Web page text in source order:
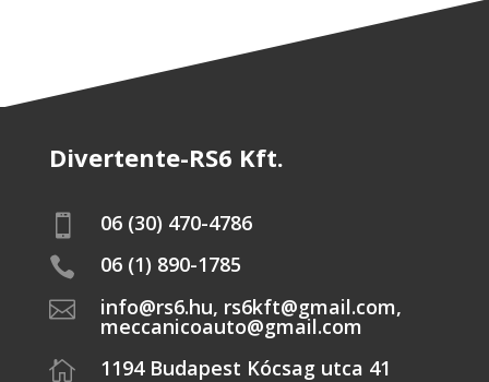
Divertente-RS6 Kft.
 06 (30) 470-4786
 06 (1) 890-1785
 info@rs6.hu, rs6kft@gmail.com,
meccanicoauto@gmail.com
 1194 Budapest Kócsag utca 41